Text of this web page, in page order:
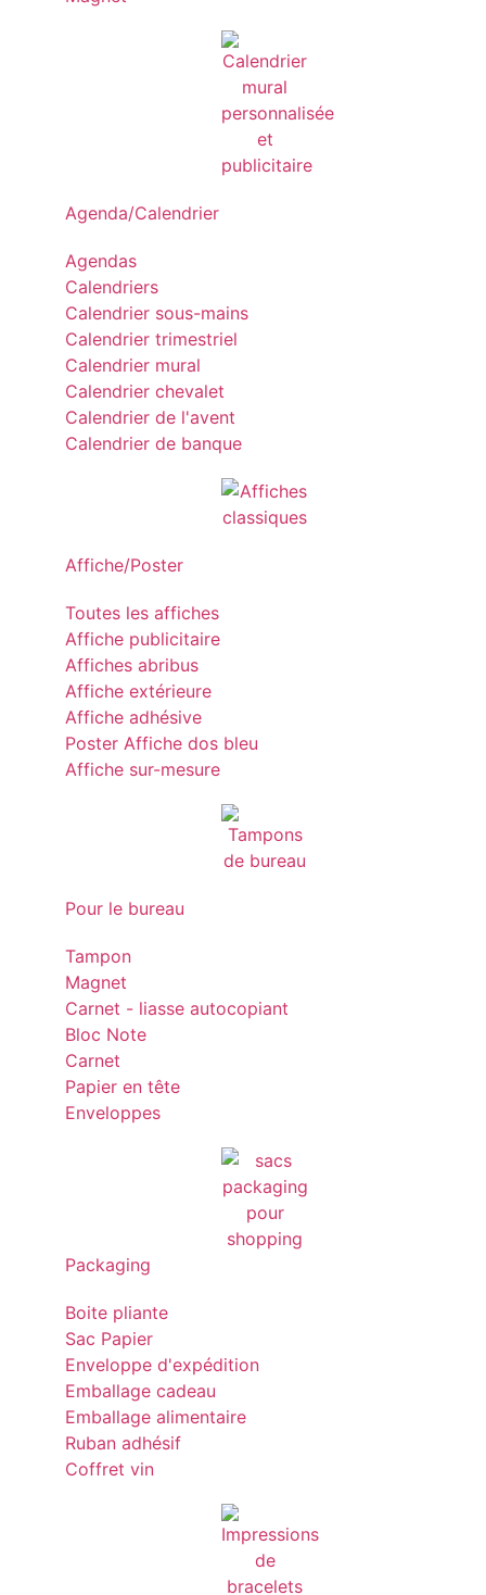
Agenda/Calendrier
Agendas
Calendriers
Calendrier sous-mains
Calendrier trimestriel
Calendrier mural
Calendrier chevalet
Calendrier de l'avent
Calendrier de banque
Affiche/Poster
Toutes les affiches
Affiche publicitaire
Affiches abribus
Affiche extérieure
Affiche adhésive
Poster Affiche dos bleu
Affiche sur-mesure
Pour le bureau
Tampon
Magnet
Carnet - liasse autocopiant
Bloc Note
Carnet
Papier en tête
Enveloppes
Packaging
Boite pliante
Sac Papier
Enveloppe d'expédition
Emballage cadeau
Emballage alimentaire
Ruban adhésif
Coffret vin